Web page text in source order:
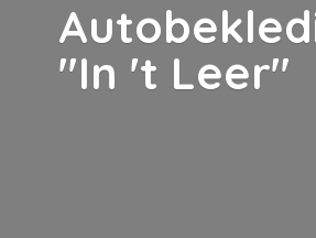
"In 't Leer"